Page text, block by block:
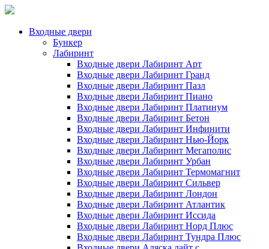
Входные двери
Бункер
Лабиринт
Входные двери Лабиринт Арт
Входные двери Лабиринт Гранд
Входные двери Лабиринт Пазл
Входные двери Лабиринт Пиано
Входные двери Лабиринт Платинум
Входные двери Лабиринт Бетон
Входные двери Лабиринт Инфинити
Входные двери Лабиринт Нью-Йорк
Входные двери Лабиринт Мегаполис
Входные двери Лабиринт Урбан
Входные двери Лабиринт Термомагнит
Входные двери Лабиринт Сильвер
Входные двери Лабиринт Лондон
Входные двери Лабиринт Атлантик
Входные двери Лабиринт Иссида
Входные двери Лабиринт Норд Плюс
Входные двери Лабиринт Тундра Плюс